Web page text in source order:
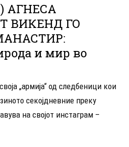
АГНЕСА
ВИКЕНД ГО
и мир во
„армија“ од следбеници кои
секојдневние преку
на својот инстаграм –